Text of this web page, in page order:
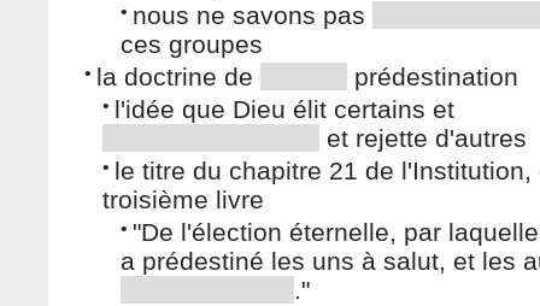
• nous ne savons pas
ces groupes
• la doctrine de prédestination
• l'idée que Dieu élit certains et
et rejette d'autres
• le titre du chapitre 21 de l'Institution,
troisième livre
• "De l'élection éternelle, par
a prédestiné les uns à salut, et les
."